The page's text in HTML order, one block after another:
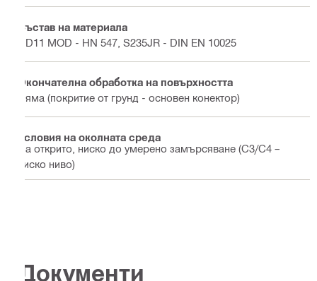
Състав на материала
DD11 MOD - HN 547, S235JR - DIN EN 10025
Окончателна обработка на повърхността
Няма (покритие от грунд - основен конектор)
Условия на околната среда
На открито, ниско до умерено замърсяване (C3/С4 –
ниско ниво)
Документи